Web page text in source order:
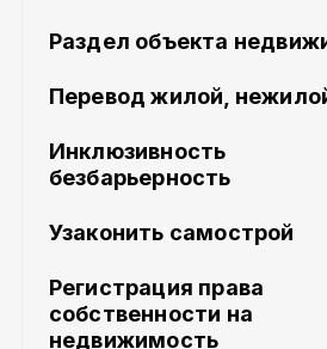
Раздел объекта
Перевод жилой,
Инклюзивность
безбарьерность
Узаконить самострой
Регистрация права
собственности на
недвижимость